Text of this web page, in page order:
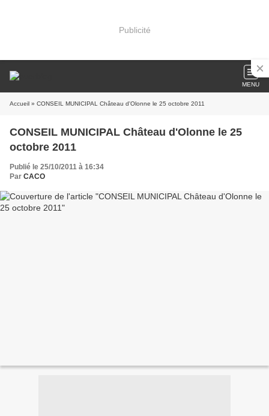
Publicité
MENU
Accueil » CONSEIL MUNICIPAL Château d'Olonne le 25 octobre 2011
CONSEIL MUNICIPAL Château d'Olonne le 25
octobre 2011
Publié le 25/10/2011 à 16:34
Par CACO